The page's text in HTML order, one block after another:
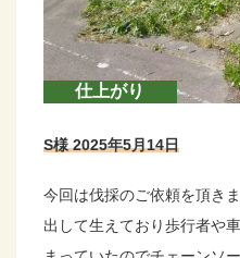
仕上がり
S様 2025年5月14日
今回は伐採のご依頼を頂き
出して生えており歩行者や